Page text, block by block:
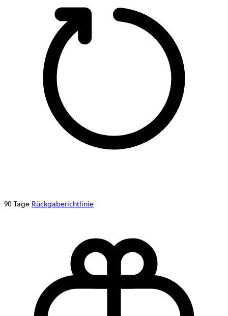
90 Tage Rückgaberichtlinie